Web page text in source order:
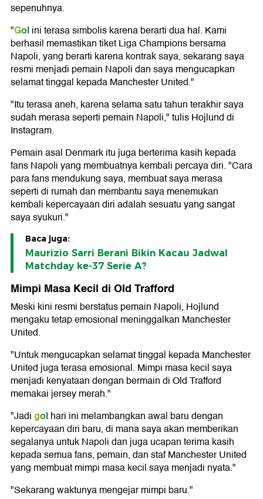
sepenuhnya.
"Golini terasa simbolis karena berarti dua hal. Kami
berhasil memastikan tiket Liga Champions bersama
Napoli, yang berarti karena kontrak saya, sekarang saya
resmi menjadi pemain Napoli dan saya mengucapkan
selamat tinggal kepada Manchester United."
"Itu terasa aneh, karena selama satu tahun terakhir saya
sudah merasa seperti pemain Napoli," tulis Hojlund di
Instagram.
Pemain asal Denmark itu juga berterima kasih kepada
fans Napoli yang membuatnya kembali percaya diri. "Cara
para fans mendukung saya, membuat saya merasa
seperti di rumah dan membantu saya menemukan
kembali kepercayaan diri adalah sesuatu yang sangat
saya syukuri."
Baca juga:
Maurizio Sarri Berani Bikin Kacau Jadwal
Matchday ke-37 Serie A?
Mimpi Masa Kecil di Old Trafford
Meski kini resmi berstatus pemain Napoli, Hojlund
mengaku tetap emosional meninggalkan Manchester
United.
"Untuk mengucapkan selamat tinggal kepada Manchester
United juga terasa emosional. Mimpi masa kecil saya
menjadi kenyataan dengan bermain di Old Trafford
memakai jersey merah."
"Jadigolhari ini melambangkan awal baru dengan
kepercayaan diri baru, di mana saya akan memberikan
segalanya untuk Napoli dan juga ucapan terima kasih
kepada semua fans, pemain, dan staf Manchester United
yang membuat mimpi masa kecil saya menjadi nyata."
"Sekarang waktunya mengejar mimpi baru."